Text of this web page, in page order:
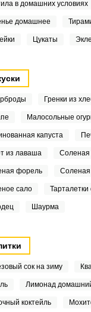
в домашних условиях
домашнее
Цукаты
Гренки из
Малосольные
капуста
из лаваша Соленая
форель
сало Тарталетки
Шаурма
сок на зиму
Лимонад
коктейль